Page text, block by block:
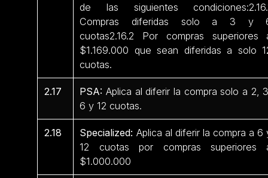
de las siguientes
Compras diferidas solo a 3 y
cuotas2.16.2 Por compras superiores
$1.169.000 que sean diferidas a solo
cuotas.
2.17 PSA: Aplica al diferir la compra solo a 2,
6 y 12 cuotas.
2.18 Specialized: Aplica al diferir la compra a 6
12 cuotas por compras superiores
$1.000.000